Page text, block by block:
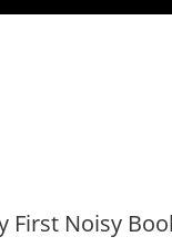
First Noisy